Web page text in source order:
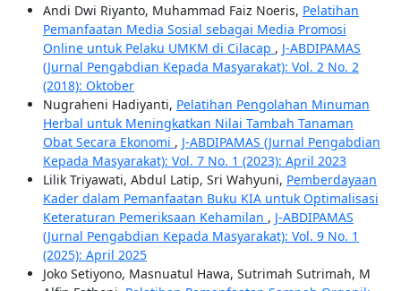
Andi Dwi Riyanto, Muhammad Faiz Noeris, Pelatihan
Pemanfaatan Media Sosial sebagai Media Promosi
Online untuk Pelaku UMKM di Cilacap , J-ABDIPAMAS
(Jurnal Pengabdian Kepada Masyarakat): Vol. 2 No. 2
(2018): Oktober
Nugraheni Hadiyanti, Pelatihan Pengolahan Minuman
Herbal untuk Meningkatkan Nilai Tambah Tanaman
Obat Secara Ekonomi , J-ABDIPAMAS (Jurnal Pengabdian
Kepada Masyarakat): Vol. 7 No. 1 (2023): April 2023
Lilik Triyawati, Abdul Latip, Sri Wahyuni, Pemberdayaan
Kader dalam Pemanfaatan Buku KIA untuk Optimalisasi
Keteraturan Pemeriksaan Kehamilan , J-ABDIPAMAS
(Jurnal Pengabdian Kepada Masyarakat): Vol. 9 No. 1
(2025): April 2025
Joko Setiyono, Masnuatul Hawa, Sutrimah Sutrimah, M